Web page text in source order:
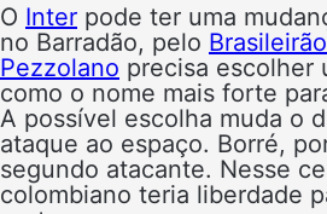
O Inter pode ter uma
no Barradão, pelo Brasileirão
Pezzolano precisa escolher
como o nome mais forte
A possível escolha muda o
ataque ao espaço. Borré,
segundo atacante. Nesse
colombiano teria liberdade